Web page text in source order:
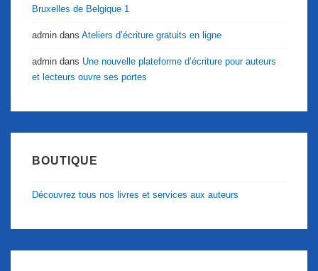
Bruxelles de Belgique 1
admin dans Ateliers d’écriture gratuits en ligne
admin dans Une nouvelle plateforme d’écriture pour auteurs
et lecteurs ouvre ses portes
BOUTIQUE
Découvrez tous nos livres et services aux auteurs